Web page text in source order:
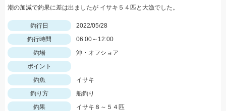
潮の加減で釣果に差は出ましたが イサキ５４匹と大漁でした。
釣行日
2022/05/28
釣行時間
06:00～12:00
釣場
沖・オフショア
ポイント
釣魚
イサキ
釣り方
船釣り
釣果
イサキ８～５４匹